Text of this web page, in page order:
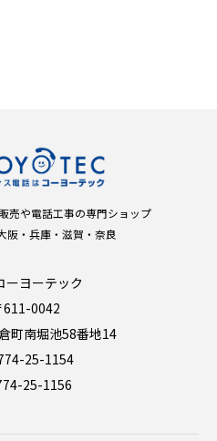
売や電話工事の専門ショップ
阪・兵庫・滋賀・奈良
ーヨーテック
611-0042
町南堀池58番地14
25-1154
25-1156